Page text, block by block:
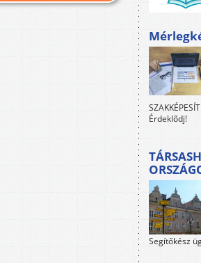
Érdeklődj!
Segítőkész